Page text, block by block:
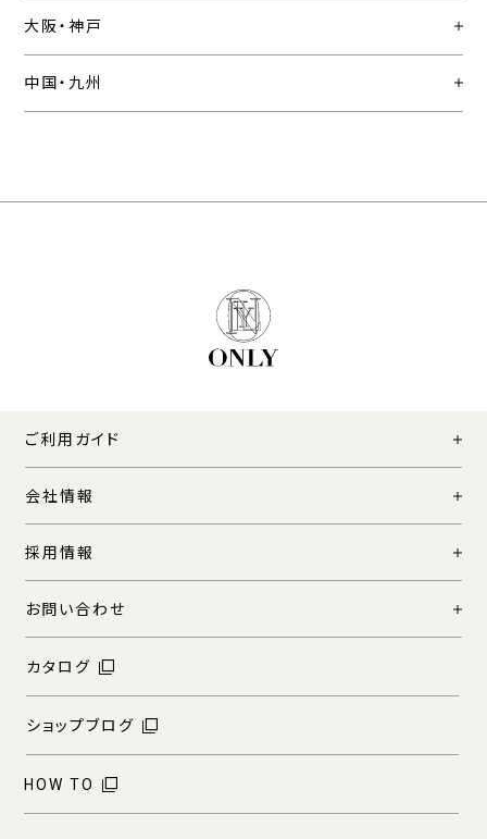
大阪・神戸
中国・九州
ご利用ガイド
会社情報
採用情報
お問い合わせ
カタログ
ショップブログ
HOW TO